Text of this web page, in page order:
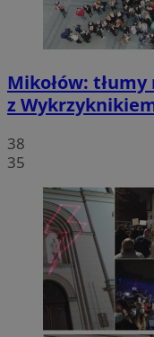
Mikołów:
z
38
35